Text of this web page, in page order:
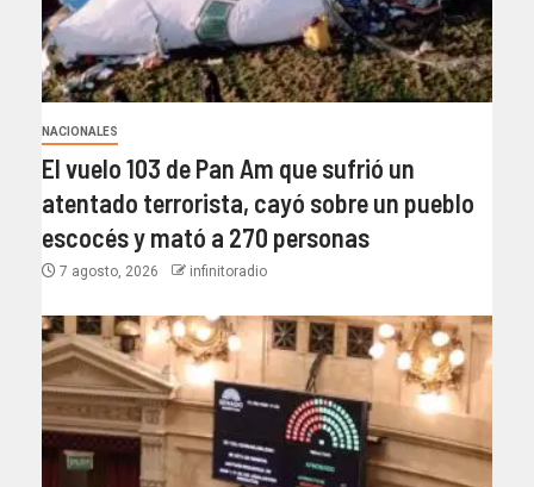
NACIONALES
El vuelo 103 de Pan Am que sufrió un
atentado terrorista, cayó sobre un pueblo
escocés y mató a 270 personas
7 agosto, 2026 infinitoradio